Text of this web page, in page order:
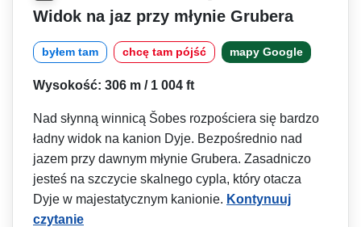
Widok na jaz przy młynie Grubera
byłem tam chcę tam pójść mapy Google
Wysokość: 306 m / 1 004 ft
Nad słynną winnicą Šobes rozpościera się bardzo
ładny widok na kanion Dyje. Bezpośrednio nad
jazem przy dawnym młynie Grubera. Zasadniczo
jesteś na szczycie skalnego cypla, który otacza
Dyje w majestatycznym kanionie. Kontynuuj
czytanie